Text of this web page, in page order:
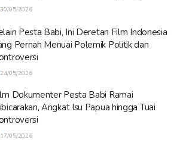
30/05/2026
Pesta Babi, Ini Deretan Film Indonesia
Pernah Menuai Polemik Politik dan
24/05/2026
Dokumenter Pesta Babi Ramai
Angkat Isu Papua hingga Tuai
17/05/2026